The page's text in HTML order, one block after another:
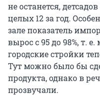
не останется,
целых 12 за год.
зале показатель
вырос с 95 до 98%, т.
городские стройки
Тут можно было бы
продукта, однако в
прозвучали.